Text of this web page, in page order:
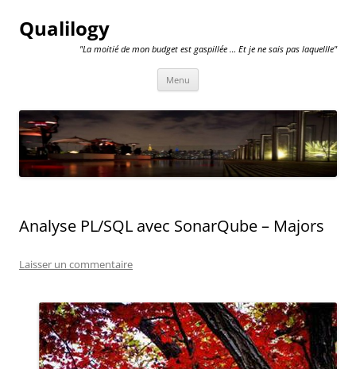
Qualilogy
"La moitié de mon budget est gaspillée … Et je ne sais pas laquellle"
Menu
Analyse PL/SQL avec SonarQube – Majors
Laisser un commentaire